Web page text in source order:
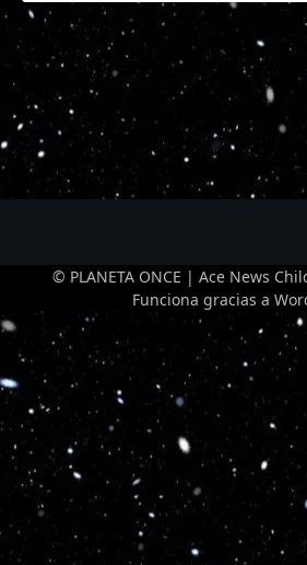
© PLANETA ONCE | Ace News
Funciona gracias a